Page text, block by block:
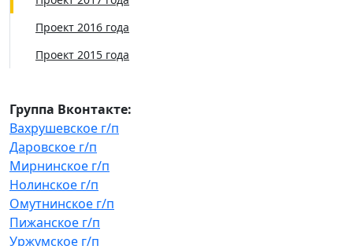
Группа Вконтакте:
Вахрушевское г/п
Даровское г/п
Мирнинское г/п
Нолинское г/п
Омутнинское г/п
Пижанское г/п
Уржумское г/п
Проект 2016 года
Проект 2015 года